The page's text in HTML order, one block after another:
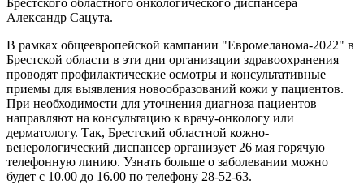
Александр Сацута.
В рамках общеевропейской кампании "Евромеланома-2022" в
Брестской области в эти дни организации здравоохранения
проводят профилактические осмотры и консультативные
приемы для выявления новообразований кожи у пациентов.
При необходимости для уточнения диагноза пациентов
направляют на консультацию к врачу-онкологу или
дерматологу. Так, Брестский областной кожно-
венерологический диспансер организует 26 мая горячую
телефонную линию. Узнать больше о заболевании можно
будет с 10.00 до 16.00 по телефону 28-52-63.